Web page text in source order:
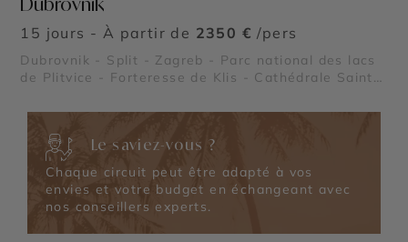
15 jours - À partir de 2350 € /pers
Dubrovnik - Split - Zagreb - Parc national des lacs
de Plitvice - Forteresse de Klis - Cathédrale Saint-
national de Mljet - Palais de Dioclétien - Parc
Le saviez-vous ?
Chaque circuit peut être adapté à vos
envies et votre budget en échangeant avec
nos conseillers experts.